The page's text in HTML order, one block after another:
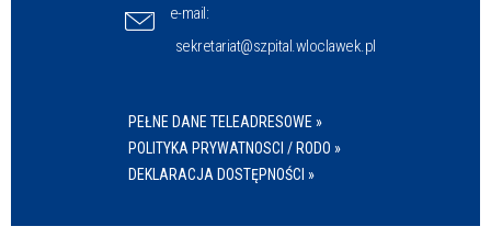
e-mail:
sekretariat@szpital.wloclawek.pl
PEŁNE DANE TELEADRESOWE »
POLITYKA PRYWATNOSCI / RODO »
DEKLARACJA DOSTĘPNOŚCI »